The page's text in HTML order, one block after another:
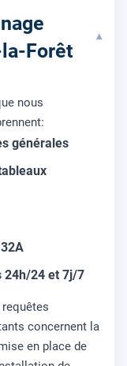
Forêt
▾
nous
générales
24h/24 et 7j/7
requêtes
concernent la
en place de